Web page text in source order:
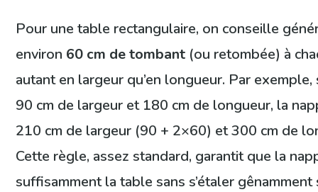
Pour une table rectangulaire, on conseille
environ 60 cm de tombant (ou retombée) à
autant en largeur qu’en longueur. Par
90 cm de largeur et 180 cm de longueur, la
210 cm de largeur (90 + 2×60) et 300 cm de
Cette règle, assez standard, garantit que la
suffisamment la table sans s’étaler